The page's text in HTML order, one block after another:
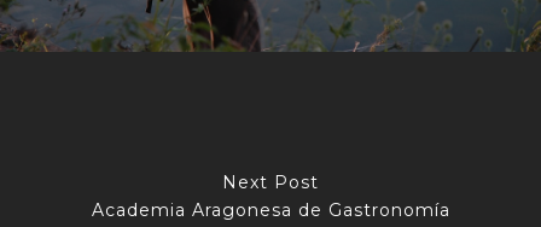
Next Post
Academia Aragonesa de Gastronomía